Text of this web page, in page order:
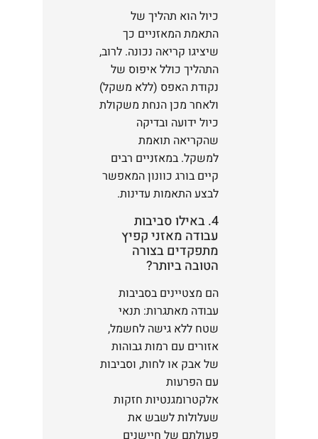
כיול הוא תהליך של
התאמת המאזניים כך
שיציגו קריאה נכונה. לרוב,
התהליך כולל איפוס של
נקודת האפס (ללא משקל)
ולאחר מכן הנחת משקולת
כיול ידועה ובדיקה
שהקריאה תואמת
למשקל. במאזניים רבים
קיים בורג כוונון המאפשר
לבצע התאמות עדינות.
4. באילו סביבות
עבודה מאזני קפיץ
מתפקדים בצורה
הטובה ביותר?
הם מצטיינים בסביבות
עבודה מאתגרות: תנאי
שטח ללא גישה לחשמל,
אזורים עם רמות גבוהות
של אבק או לחות, וסביבות
עם הפרעות
אלקטרומגנטיות חזקות
שעלולות לשבש את
פעולתם של חיישנים